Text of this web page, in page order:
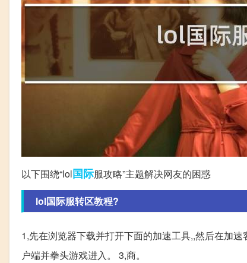
以下围绕“lol国际服攻略”主题解决网友的困惑
lol国际服转区教程?
1,先在浏览器下载并打开下面的加速工具,,然后在加速
户端并拳头游戏进入。 3,商。